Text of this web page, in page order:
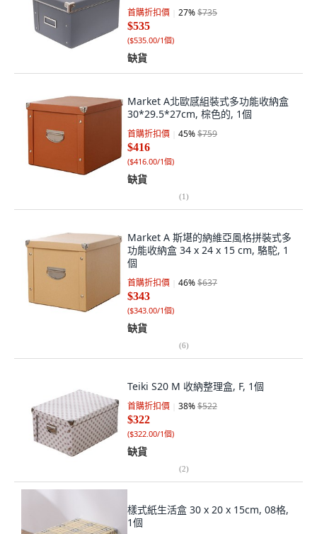
首購折扣價 27%$735
$535
($535.00/1個)
缺貨
Market A北歐感組裝式多功能收納盒
30*29.5*27cm, 棕色的, 1個
首購折扣價 45%$759
$416
($416.00/1個)
缺貨
(1)
Market A 斯堪的納維亞風格拼裝式多
功能收納盒 34 x 24 x 15 cm, 駱駝, 1
個
首購折扣價 46%$637
$343
($343.00/1個)
缺貨
(6)
Teiki S20 M 收納整理盒, F, 1個
首購折扣價 38%$522
$322
($322.00/1個)
缺貨
(2)
樣式紙生活盒 30 x 20 x 15cm, 08格,
1個